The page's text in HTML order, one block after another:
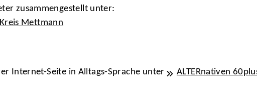
zusammengestellt unter:
Mettmann
Internet-Seite in Alltags-Sprache unter
ALTERnativen